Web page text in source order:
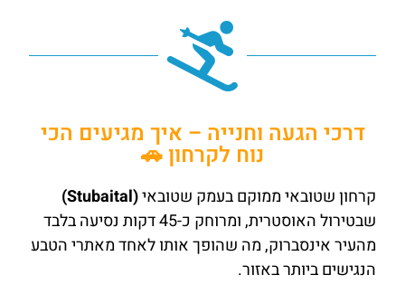
דרכי הגעה וחנייה – איך מגיעים הכי
נוח לקרחון 🚗
קרחון שטובאי ממוקם בעמק שטובאי(Stubaital)
שבטירול האוסטרית, ומרוחק כ-45 דקות נסיעה בלבד
מהעיר אינסברוק, מה שהופך אותו לאחד מאתרי הטבע
הנגישים ביותר באזור.